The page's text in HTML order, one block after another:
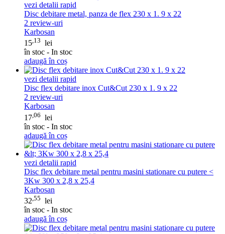
vezi detalii rapid
Disc debitare metal, panza de flex 230 x 1. 9 x 22
2 review-uri
Karbosan
15,13 lei
în stoc - In stoc
adaugă în coș
vezi detalii rapid
Disc flex debitare inox Cut&Cut 230 x 1. 9 x 22
2 review-uri
Karbosan
17 ,06 lei
în stoc - In stoc
adaugă în coș
vezi detalii rapid
Disc flex debitare metal pentru masini stationare cu putere <
3Kw 300 x 2,8 x 25,4
Karbosan
32 ,55 lei
în stoc - In stoc
adaugă în coș